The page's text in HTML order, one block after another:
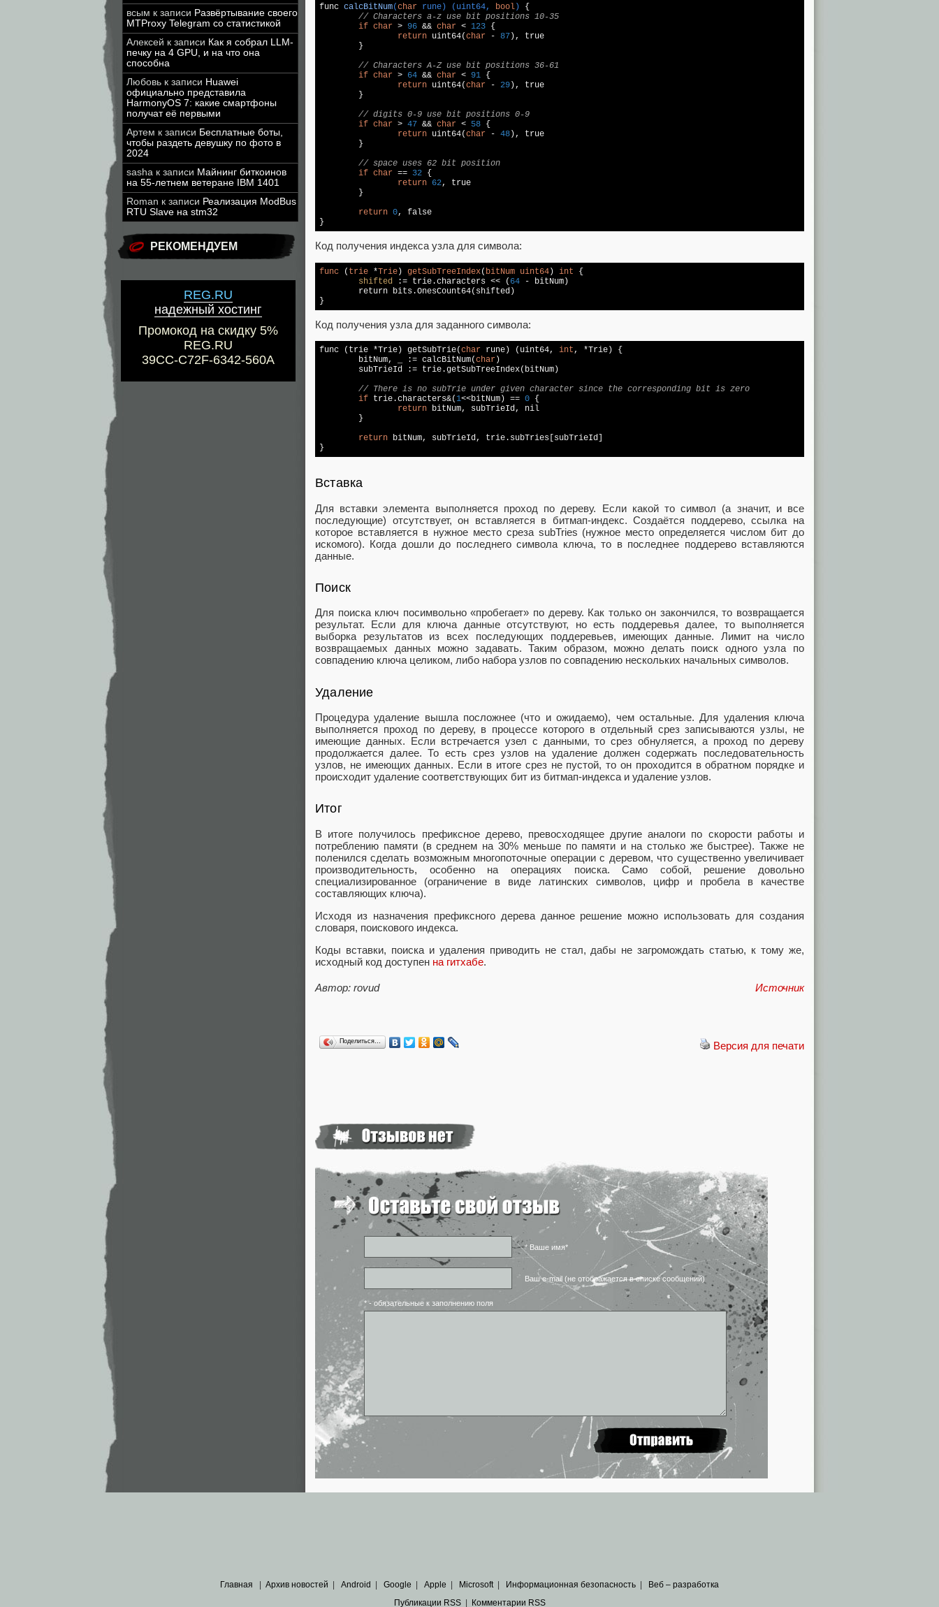
всым к записи Развёртывание своего
MTProxy Telegram со статистикой
Алексей к записи Как я собрал LLM-
печку на 4 GPU, и на что она
способна
Любовь к записи Huawei
официально представила
HarmonyOS 7: какие смартфоны
получат её первыми
Артем к записи Бесплатные боты,
чтобы раздеть девушку по фото в
2024
sasha к записи Майнинг биткоинов
на 55-летнем ветеране IBM 1401
Roman к записи Реализация ModBus
RTU Slave на stm32
РЕКОМЕНДУЕМ
REG.RU
надежный хостинг
Промокод на скидку 5%
REG.RU
39CC-C72F-6342-560A
func calcBitNum(char rune) (uint64, bool )
{
// Characters a-z use bit positions 10-35
if char > 96 && char < 123 {
return uint64(char - 87 ), true
// Characters A-Z use bit positions 36-61
if char > 64 && char < 91 {
return uint64(char - 29 ), true
// digits 0-9 use bit positions 0-9
if char > 47 && char < 58 {
return uint64(char - 48 ), true
// space uses 62 bit position
if char == 32 {
return 62, true
return 0, false
}
Код получения индекса узла для символа:
func ( trie *Trie) getSubTreeIndex( bitNum uint64) int {
shifted
:= trie.characters << ( 64 - bitNum)
	return bits.
OnesCount64(shifted)
}
Код получения узла для заданного символа:
func (trie *Trie) getSubTrie(char rune) (uint64, int, *Trie) {
	bitNum, _ := calcBitNum(
char)
// There is no subTrie under given character since the corresponding bit is zero
if trie.characters&( 1<<bitNum) == 0 {
return bitNum, subTrieId, nil
return bitNum, subTrieId, trie.subTries[subTrieId]
}
Вставка
Для вставки элемента выполняется проход по дереву. Если какой то символ (а значит, и все
последующие) отсутствует, он вставляется в битмап-индекс. Создаётся поддерево, ссылка на
которое вставляется в нужное место среза subTries (нужное место определяется числом бит до
искомого). Когда дошли до последнего символа ключа, то в последнее поддерево вставляются
данные.
Поиск
Для поиска ключ посимвольно «пробегает» по дереву. Как только он закончился, то возвращается
результат. Если для ключа данные отсутствуют, но есть поддеревья далее, то выполняется
выборка результатов из всех последующих поддеревьев, имеющих данные. Лимит на число
возвращаемых данных можно задавать. Таким образом, можно делать поиск одного узла по
совпадению ключа целиком, либо набора узлов по совпадению нескольких начальных символов.
Удаление
Процедура удаление вышла посложнее (что и ожидаемо), чем остальные. Для удаления ключа
выполняется проход по дереву, в процессе которого в отдельный срез записываются узлы, не
имеющие данных. Если встречается узел с данными, то срез обнуляется, а проход по дереву
продолжается далее. То есть срез узлов на удаление должен содержать последовательность
узлов, не имеющих данных. Если в итоге срез не пустой, то он проходится в обратном порядке и
происходит удаление соответствующих бит из битмап-индекса и удаление узлов.
Итог
В итоге получилось префиксное дерево, превосходящее другие аналоги по скорости работы и
потреблению памяти (в среднем на 30% меньше по памяти и на столько же быстрее). Также не
поленился сделать возможным многопоточные операции с деревом, что существенно увеличивает
производительность, особенно на операциях поиска. Само собой, решение довольно
специализированное (ограничение в виде латинских символов, цифр и пробела в качестве
составляющих ключа).
Исходя из назначения префиксного дерева данное решение можно использовать для создания
словаря, поискового индекса.
Коды вставки, поиска и удаления приводить не стал, дабы не загромождать статью, к тому же,
исходный код доступен на гитхабе.
Автор: rovud Источник
Версия для печати
Поделиться…
* Ваше имя*
Ваш e-mail (не отображается в списке сообщений)
* - обязательные к заполнению поля
Главная Архив новостей Android Google Apple Microsoft| Информационная безопасность
Веб – разработка
Публикации RSS| Комментарии RSS